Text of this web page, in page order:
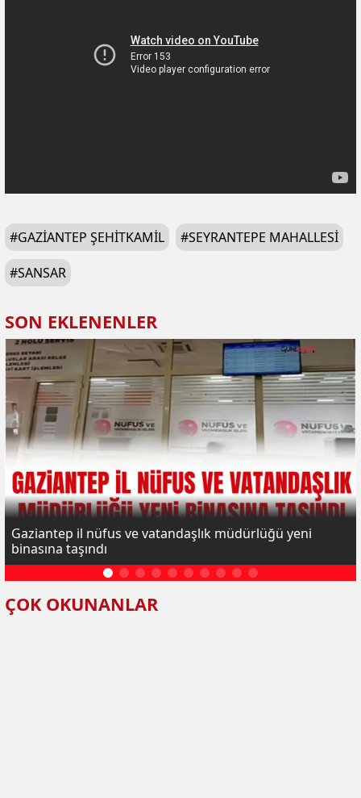
#GAZIANTEP ŞEHITKAMIL #SEYRANTEPE MAHALLESI
#SANSAR
SON EKLENENLER
Gaziantep il nüfus ve vatandaşlık müdürlüğü yeni
binasına taşındı
ÇOK OKUNANLAR